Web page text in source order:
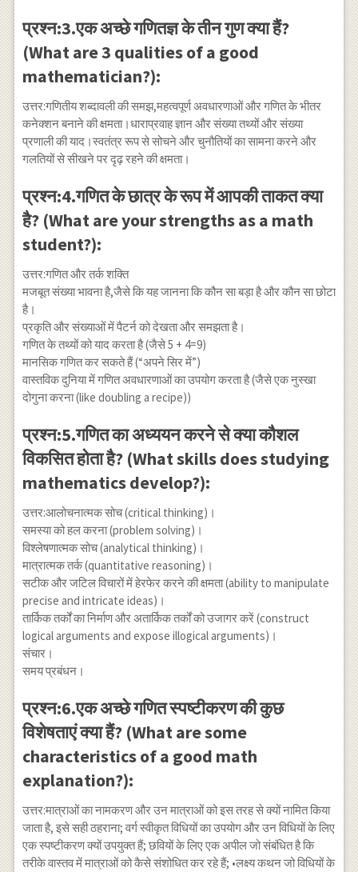
प्रश्न:3.एक अच्छे गणितज्ञ के तीन गुण क्या हैं?
(What are 3 qualities of a good
mathematician?):
उत्तर:गणितीय शब्दावली की समझ,महत्वपूर्ण अवधारणाओं और गणित के भीतर
कनेक्शन बनाने की क्षमता।धाराप्रवाह ज्ञान और संख्या तथ्यों और संख्या
प्रणाली की याद।स्वतंत्र रूप से सोचने और चुनौतियों का सामना करने और
गलतियों से सीखने पर दृढ़ रहने की क्षमता।
प्रश्न:4.गणित के छात्र के रूप में आपकी ताकत क्या
है? (What are your strengths as a math
student?):
उत्तर:गणित और तर्क शक्ति
मजबूत संख्या भावना है,जैसे कि यह जानना कि कौन सा बड़ा है और कौन सा छोटा
है।
प्रकृति और संख्याओं में पैटर्न को देखता और समझता है।
गणित के तथ्यों को याद करता है (जैसे 5 + 4=9)
मानसिक गणित कर सकते हैं (“अपने सिर में”)
वास्तविक दुनिया में गणित अवधारणाओं का उपयोग करता है (जैसे एक नुस्खा
दोगुना करना (like doubling a recipe))
प्रश्न:5.गणित का अध्ययन करने से क्या कौशल
विकसित होता है? (What skills does studying
mathematics develop?):
उत्तर:आलोचनात्मक सोच (critical thinking)।
समस्या को हल करना (problem solving)।
विश्लेषणात्मक सोच (analytical thinking)।
मात्रात्मक तर्क (quantitative reasoning)।
सटीक और जटिल विचारों में हेरफेर करने की क्षमता (ability to manipulate
precise and intricate ideas)।
तार्किक तर्कों का निर्माण और अतार्किक तर्कों को उजागर करें (construct
logical arguments and expose illogical arguments)।
संचार।
समय प्रबंधन।
प्रश्न:6.एक अच्छे गणित स्पष्टीकरण की कुछ
विशेषताएं क्या हैं? (What are some
characteristics of a good math
explanation?):
उत्तर:मात्राओं का नामकरण और उन मात्राओं को इस तरह से क्यों नामित किया
जाता है, इसे सही ठहराना; वर्ग स्वीकृत विधियों का उपयोग और उन विधियों के लिए
एक स्पष्टीकरण क्यों उपयुक्त हैं; छवियों के लिए एक अपील जो संबंधित है कि
तरीके वास्तव में मात्राओं को कैसे संशोधित कर रहे हैं; •लक्ष्य कथन जो विधियों के